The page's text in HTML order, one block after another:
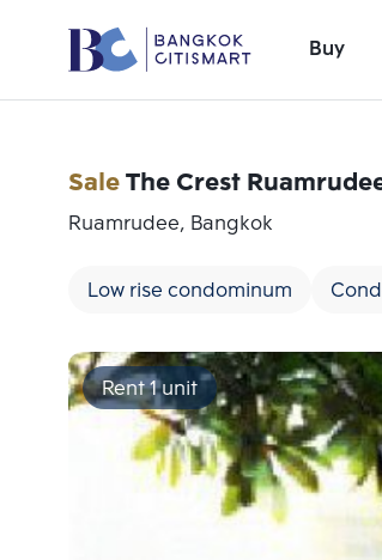
Buy
SaleThe Crest
Ruamrudee, Bangkok
Low rise condominum
Rent 1 unit